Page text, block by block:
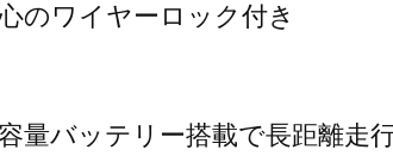
のワイヤーロック付き
量バッテリー搭載で長距離走